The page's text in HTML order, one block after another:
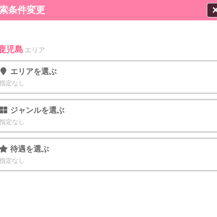
条件変更
児島 エリア
エリアを選ぶ
指定なし
ジャンルを選ぶ
指定なし
待遇を選ぶ
指定なし